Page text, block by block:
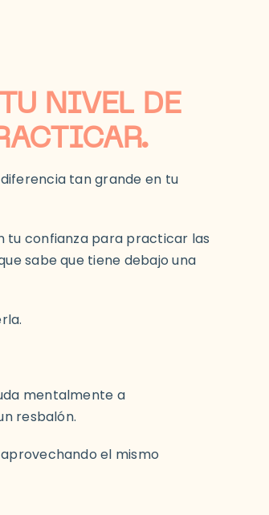
NIVEL DE
tan grande en tu
tu confianza para practicar las
sabe que tiene debajo una
mentalmente a
resbalón.
el mismo